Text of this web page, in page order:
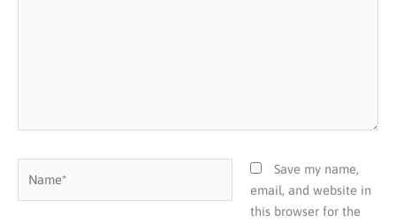
Save my name,
email, and website in
this browser for the